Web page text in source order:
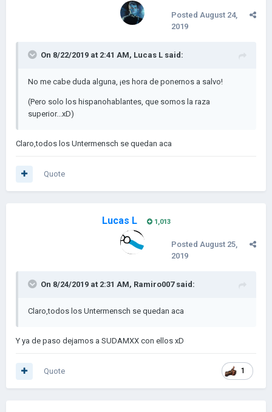
Posted August 24,
2019
On 8/22/2019 at 2:41 AM, Lucas L said:
No me cabe duda alguna, ¡es hora de ponernos a salvo!
(Pero solo los hispanohablantes, que somos la raza
superior...xD)
Claro,todos los Untermensch se quedan aca
Quote
Lucas L 1,013
Posted August 25,
2019
On 8/24/2019 at 2:31 AM, Ramiro007said:
Claro,todos los Untermensch se quedan aca
Y ya de paso dejamos a SUDAMXX con ellos xD
1
Quote